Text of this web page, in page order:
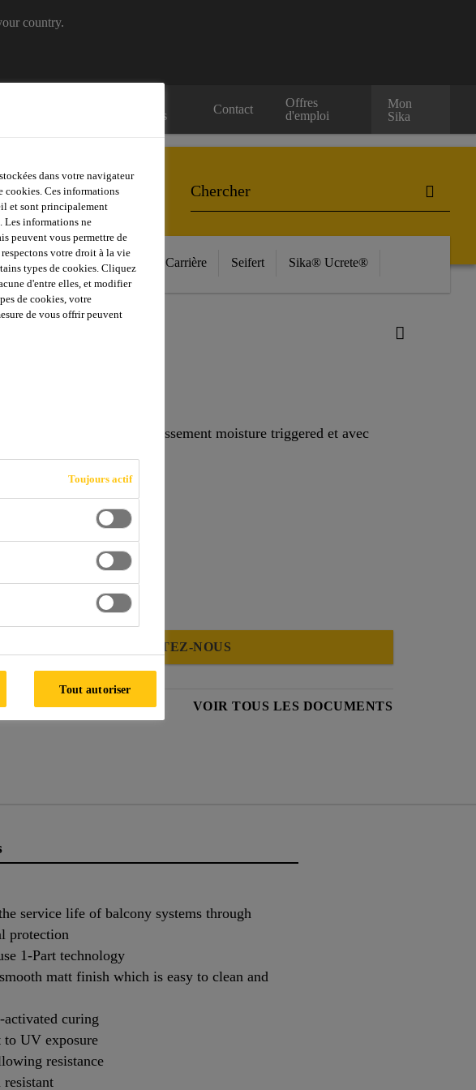
country.
Revendeurs
Contact
Offres
d'emploi
Mon
Sika
Centre de Ressources Carrière Seifert Sika® Ucrete®
avec un système de durcissement moisture triggered et avec
CONTACTEZ-NOUS
VOIR TOUS LES DOCUMENTS
service life of balcony systems through
protection
1-Part technology
matt finish which is easy to clean and
curing
to UV exposure
resistance
resistant
dans votre navigateur
cookies. Ces informations
et sont principalement
Les informations ne
peuvent vous permettre de
votre droit à la vie
types de cookies. Cliquez
d'entre elles, et modifier
de cookies, votre
de vous offrir peuvent
Toujours actif
Tout autoriser